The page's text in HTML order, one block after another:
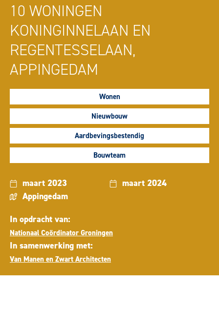
10 WONINGEN
KONINGINNELAAN EN
REGENTESSELAAN,
APPINGEDAM
Wonen
Nieuwbouw
Aardbevingsbestendig
Bouwteam
maart 2023
maart 2024
Appingedam
In opdracht van:
Nationaal Coördinator Groningen
In samenwerking met:
Van Manen en Zwart Architecten